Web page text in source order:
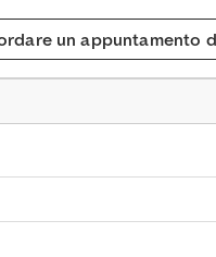
un appuntamento